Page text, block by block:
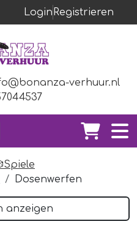
Login Registrieren
verhuur.nl
Dosenwerfen
anzeigen